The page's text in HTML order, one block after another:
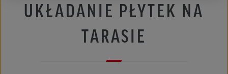
UKŁADANIE PŁYTEK NA
TARASIE